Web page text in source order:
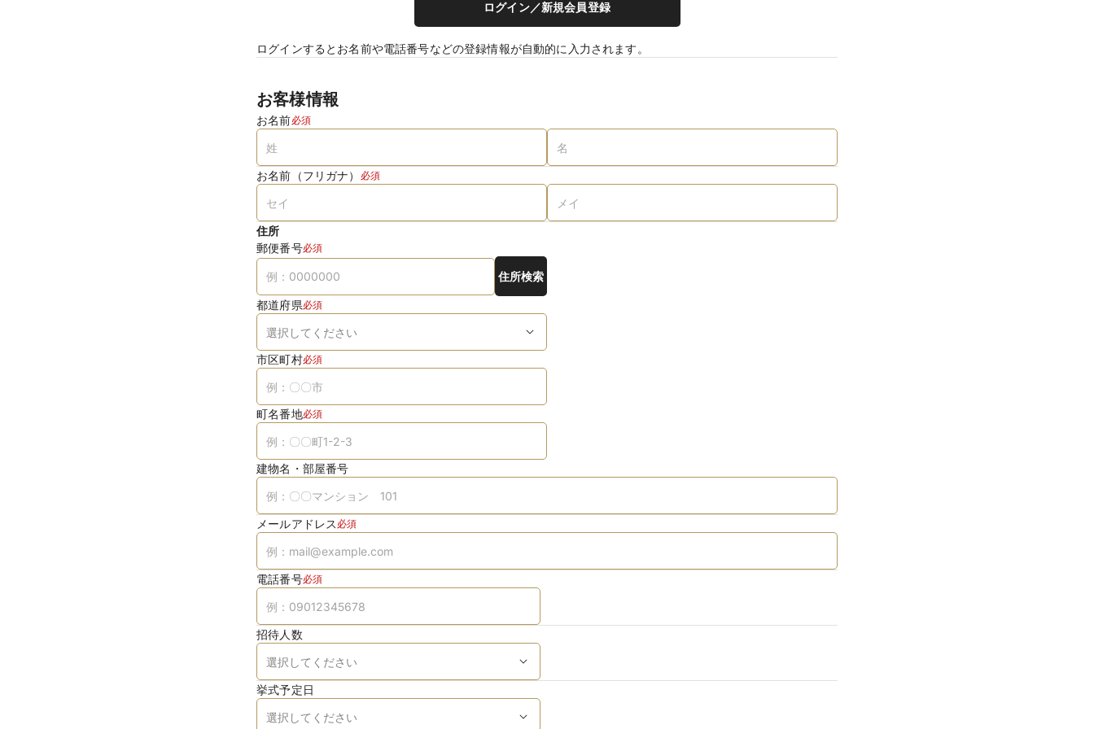
ログイン／新規会員登録
ログインするとお名前や電話番号などの登録情報が自動的に入力されます。
お客様情報
お名前必須
お名前（フリガナ） 必須
住所
郵便番号必須
住所検索
都道府県必須
市区町村必須
町名番地必須
建物名・部屋番号
メールアドレス 必須
電話番号必須
招待人数
挙式予定日